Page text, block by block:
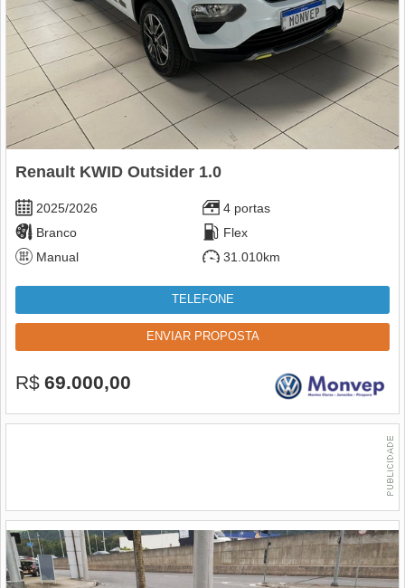
Renault KWID Outsider 1.0
2025/2026
4 portas
Branco
Flex
Manual
31.010km
TELEFONE
ENVIAR PROPOSTA
R$ 69.000,00